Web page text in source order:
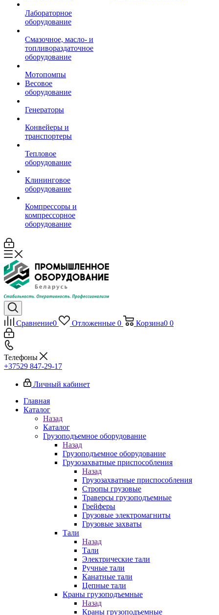
Лабораторное
оборудование
Смазочное, масло- и
топливораздаточное
оборудование
Мотопомпы
Весовое
оборудование
Генераторы
Конвейеры и
транспортеры
Тепловое
оборудование
Клининговое
оборудование
Компрессоры и
компрессорное
оборудование
Сравнение0 Отложенные 0 Корзина0 0
Телефоны
+37529 847-29-17‬
Личный кабинет
Главная
Каталог
Назад
Каталог
Грузоподъемное оборудование
Назад
Грузоподъемное оборудование
Грузозахватные приспособления
Назад
Грузозахватные приспособления
Стропы грузовые
Траверсы грузоподъемные
Грейферы
Грузовые электромагниты
Грузовые захваты
Тали
Назад
Тали
Электрические тали
Ручные тали
Канатные тали
Цепные тали
Краны грузоподъемные
Назад
Краны грузоподъемные